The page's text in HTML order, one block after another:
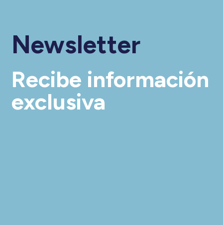
Newsletter
Recibe información
exclusiva